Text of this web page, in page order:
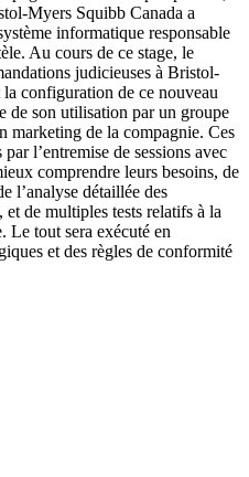
Myers Squibb Canada a
informatique responsable
Au cours de ce stage, le
judicieuses à Bristol-
configuration de ce nouveau
de son utilisation par un groupe
marketing de la compagnie. Ces
l’entremise de sessions avec
comprendre leurs besoins, de
l’analyse détaillée des
de multiples tests relatifs à la
Le tout sera exécuté en
et des règles de conformité